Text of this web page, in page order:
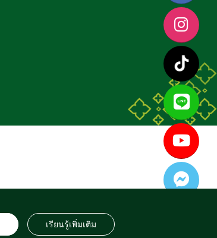
เรียนรู้เพิ่มเติม